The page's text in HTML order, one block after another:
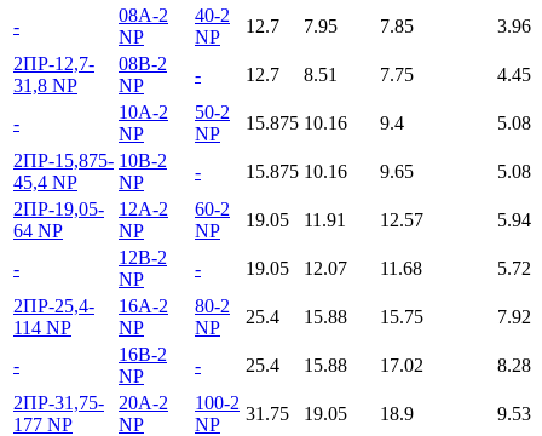
-
08A-2
NP
40-2
NP
12.7 7.95 7.85
3.96
2ПР-12,7-
31,8 NP
08B-2
NP
- 12.7 8.51 7.75 4.45
-
10A-2
NP
50-2
NP
15.875 10.16 9.4
5.08
2ПР-15,875-
45,4 NP
10B-2
NP
- 15.875 10.16 9.65
5.08
2ПР-19,05-
64 NP
12A-2
NP
60-2
NP
19.05 11.91 12.57 5.94
-
12B-2
NP
- 19.05 12.07 11.68
5.72
2ПР-25,4-
114 NP
16A-2
NP
80-2
NP
25.4 15.88 15.75 7.92
-
16B-2
NP
- 25.4 15.88 17.02
8.28
2ПР-31,75-
177 NP
20A-2
NP
100-2
NP
31.75 19.05 18.9 9.53